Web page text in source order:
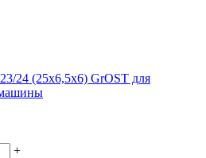
24 (25x6,5x6) GrOST для
+